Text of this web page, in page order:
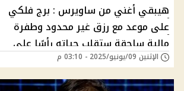
هيبقي أغني من ساويرس : برج فلكي
على موعد مع رزق غير محدود وطفرة
مالية ساحقة ستقلب حياته رأسًا على
عقب وفق توقعات ميشال حايك "الحاجه
دعيالة"
الإثنين 09/يونيو/2025 - 03:10 م